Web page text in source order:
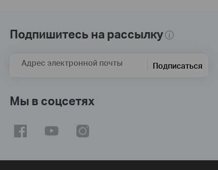
Подпишитесь на рассылку
Адрес электронной почты Подписаться
Мы в соцсетях